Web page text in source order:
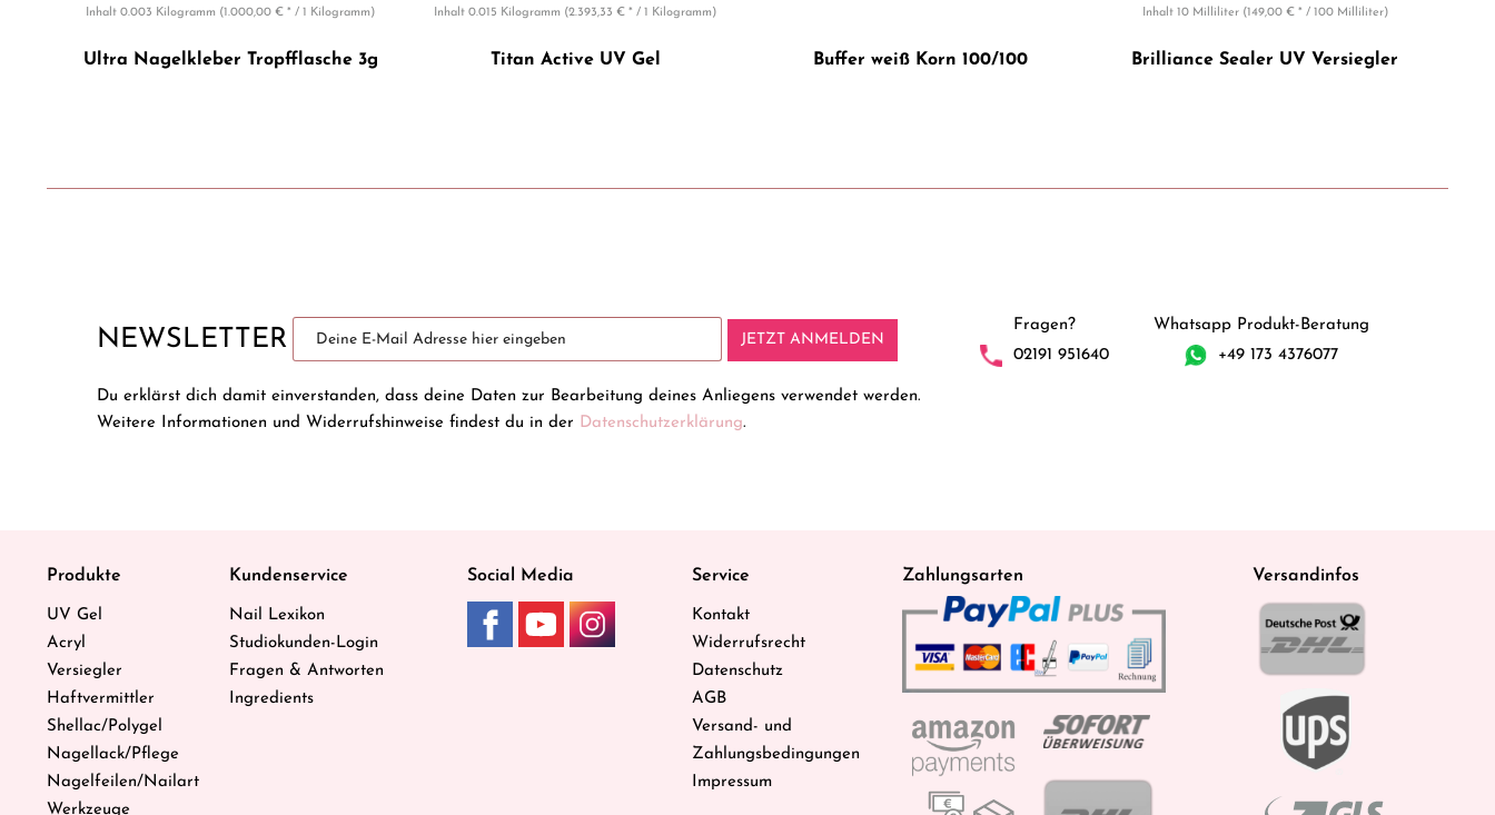
Inhalt 0.003 Kilogramm (1.000,00 € * / 1 Kilogramm)
Ultra Nagelkleber Tropfflasche 3g
Inhalt 0.015 Kilogramm (2.393,33 € * / 1 Kilogramm)
Titan Active UV Gel Buffer weiß Korn 100/100
Inhalt 10 Milliliter (149,00 € * / 100 Milliliter)
Brilliance Sealer UV Versiegler
NEWSLETTER JETZT ANMELDEN
Du erklärst dich damit einverstanden, dass deine Daten zur Bearbeitung deines Anliegens verwendet werden.
Weitere Informationen und Widerrufshinweise findest du in der Datenschutzerklärung.
Fragen?
02191 951640
Whatsapp Produkt-Beratung
+49 173 4376077
Produkte
UV Gel
Acryl
Versiegler
Haftvermittler
Shellac/Polygel
Nagellack/Pflege
Nagelfeilen/Nailart
Werkzeuge
Kundenservice
Nail Lexikon
Studiokunden-Login
Fragen & Antworten
Ingredients
Social Media Service
Kontakt
Widerrufsrecht
Datenschutz
AGB
Versand- und
Zahlungsbedingungen
Impressum
Zahlungsarten Versandinfos